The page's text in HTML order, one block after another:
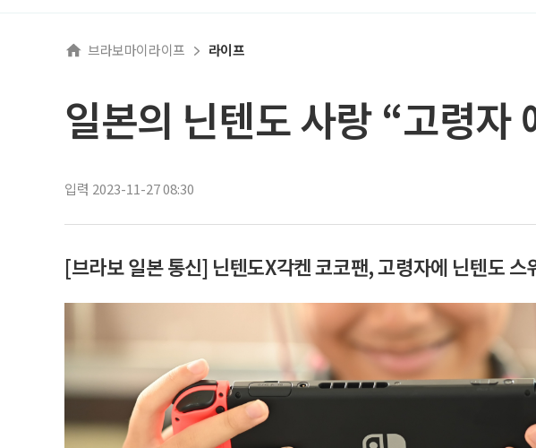
브라보마이라이프 라이프
일본의 닌텐도 사랑 “고령자
입력 2023-11-27 08:30
[브라보 일본 통신] 닌텐도X각켄 코코팬, 고령자에 닌텐도 스